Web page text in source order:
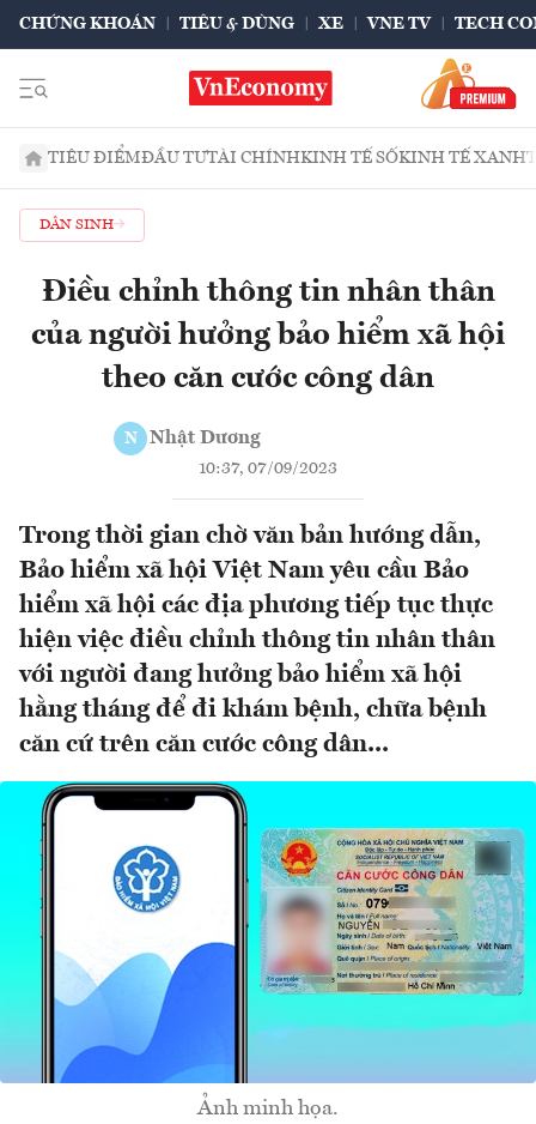
CHỨNG KHOÁN TIÊU & DÙNG XE VNE TV TECH
TIÊU ĐIỂMĐẦU TƯTÀI CHÍNHKINH TẾ SỐKINH TẾ XANH
DÂN SINH
Điều chỉnh thông tin nhân thân
của người hưởng bảo hiểm xã hội
theo căn cước công dân
N Nhật Dương
10:37, 07/09/2023
Trong thời gian chờ văn bản hướng dẫn,
Bảo hiểm xã hội Việt Nam yêu cầu Bảo
hiểm xã hội các địa phương tiếp tục thực
hiện việc điều chỉnh thông tin nhân thân
với người đang hưởng bảo hiểm xã hội
hằng tháng để đi khám bệnh, chữa bệnh
căn cứ trên căn cước công dân...
Ảnh minh họa.